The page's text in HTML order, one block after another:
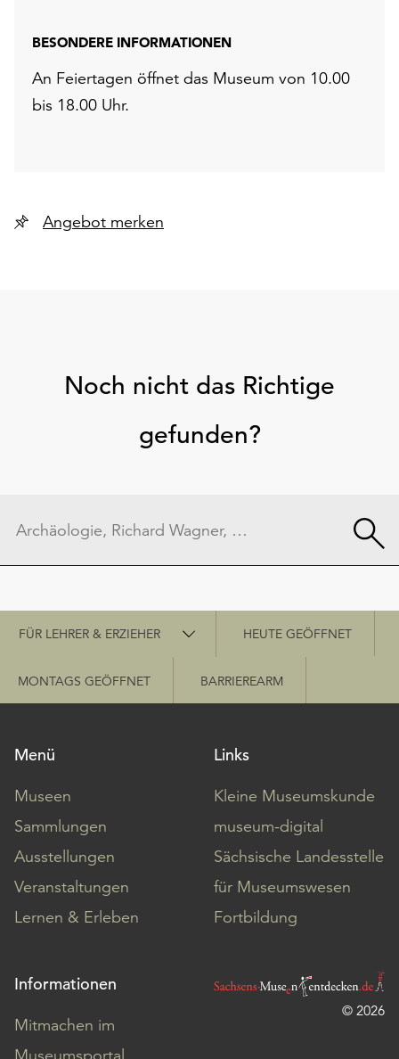
BESONDERE INFORMATIONEN
An Feiertagen öffnet das Museum von 10.00
bis 18.00 Uhr.
Angebot merken
Noch nicht das Richtige
gefunden?
Schnellzugriff
FÜR LEHRER & ERZIEHER HEUTE GEÖFFNET
MONTAGS GEÖFFNET BARRIEREARM
Menü
Museen
Sammlungen
Ausstellungen
Veranstaltungen
Lernen & Erleben
Links
Kleine Museumskunde
museum-digital
Sächsische Landesstelle
für Museumswesen
Fortbildung
Informationen
Mitmachen im
© 2026